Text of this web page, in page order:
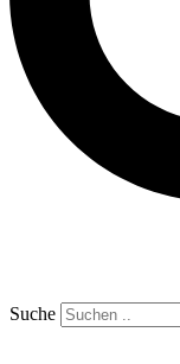
Suche